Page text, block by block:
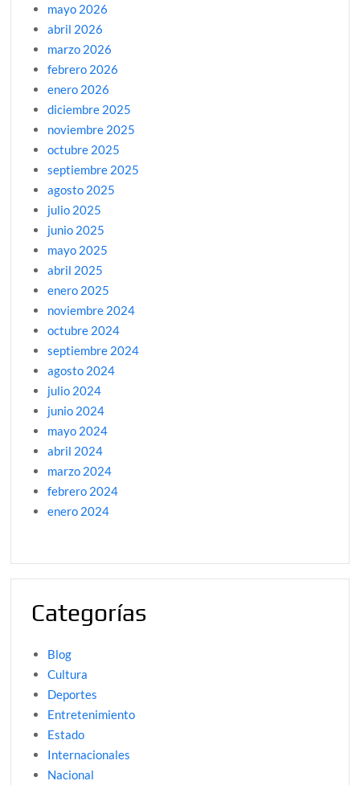
mayo 2026
abril 2026
marzo 2026
febrero 2026
enero 2026
diciembre 2025
noviembre 2025
octubre 2025
septiembre 2025
agosto 2025
julio 2025
junio 2025
mayo 2025
abril 2025
enero 2025
noviembre 2024
octubre 2024
septiembre 2024
agosto 2024
julio 2024
junio 2024
mayo 2024
abril 2024
marzo 2024
febrero 2024
enero 2024
Categorías
Blog
Cultura
Deportes
Entretenimiento
Estado
Internacionales
Nacional